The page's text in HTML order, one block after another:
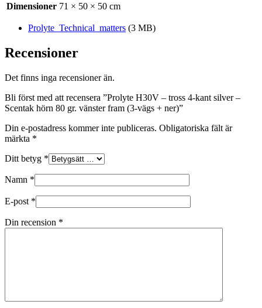
Dimensioner 71 × 50 × 50 cm
Prolyte_Technical_matters (3 MB)
Recensioner
Det finns inga recensioner än.
Bli först med att recensera ”Prolyte H30V – tross 4-kant silver –
Scentak hörn 80 gr. vänster fram (3-vägs + ner)”
Din e-postadress kommer inte publiceras. Obligatoriska fält är
märkta *
Ditt betyg *
Namn *
E-post *
Din recension *